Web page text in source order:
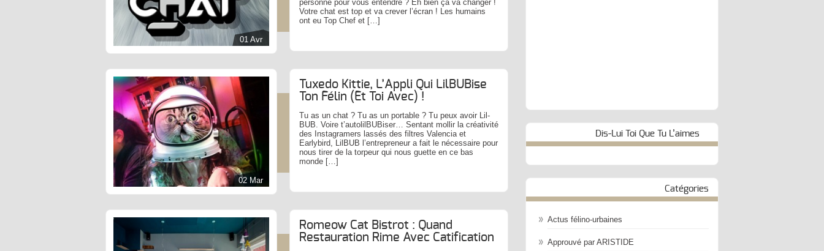
01 Avr
personne pour vous entendre ? Eh bien ça va changer !
Votre chat est top et va crever l’écran ! Les humains
ont eu Top Chef et […]
02 Mar
Tuxedo Kittie, L’Appli Qui LilBUBise
Ton Félin (et Toi Avec) !
Tu as un chat ? Tu as un portable ? Tu peux avoir Lil-
BUB. Voire t’autolilBUBiser… Sentant mollir la créativité
des Instagramers lassés des filtres Valencia et
Earlybird, LilBUB l’entrepreneur a fait le nécessaire pour
nous tirer de la torpeur qui nous guette en ce bas
monde […]
Romeow Cat Bistrot : Quand
Restauration Rime Avec Catification
Dis-Lui Toi Que Tu L’aimes
Catégories
Actus félino-urbaines
Approuvé par ARISTIDE